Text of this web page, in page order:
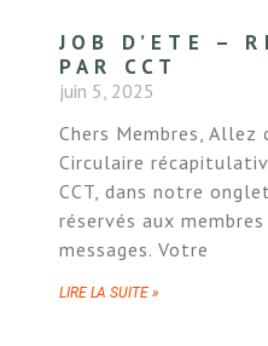
JOB D’ETE –
PAR CCT
juin 5, 2025
Chers Membres,
Circulaire
CCT, dans notre
réservés aux
messages. Votre
LIRE LA SUITE »